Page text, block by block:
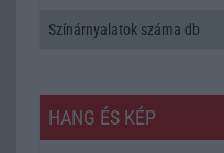
Színárnyalatok száma db
HANG ÉS KÉP